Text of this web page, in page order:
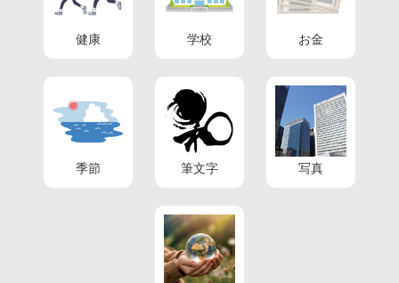
健康 学校 お金
季節 筆文字 写真